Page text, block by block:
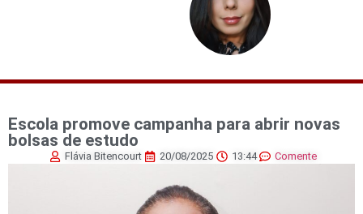
Escola promove campanha para abrir novas
bolsas de estudo
Flávia Bitencourt 20/08/2025 13:44 Comente